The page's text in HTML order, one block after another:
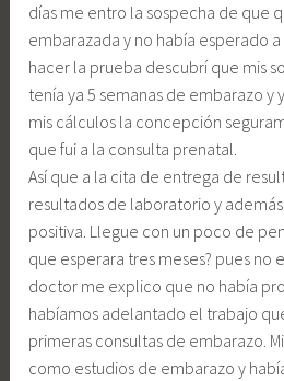
días me entro la sospecha de que
embarazada y no había esperado
hacer la prueba descubrí que mis
tenía ya 5 semanas de embarazo y
mis cálculos la concepción
que fui a la consulta prenatal.
Así que a la cita de entrega de
resultados de laboratorio y
positiva. Llegue con un poco de
que esperara tres meses? pues no
doctor me explico que no había
habíamos adelantado el trabajo
primeras consultas de embarazo.
como estudios de embarazo y